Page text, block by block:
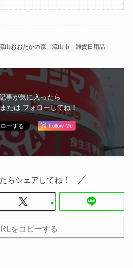
山おおたかの森 流山市 雑貨日用品
事が気に入ったら
たは フォローしてね！
Follow Me
らシェアしてね！
をコピーする